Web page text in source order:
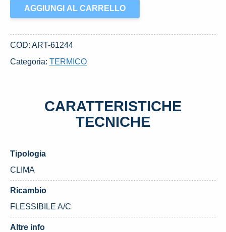
FLESSIBILE
A/C
DAL
AGGIUNGI AL CARRELLO
COD: ART-61244
Categoria: TERMICO
CARATTERISTICHE
TECNICHE
Tipologia
CLIMA
Ricambio
FLESSIBILE A/C
Altre info